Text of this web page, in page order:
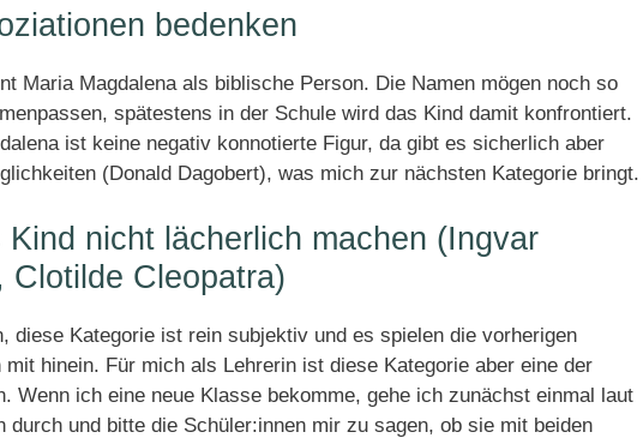
bedenken
Maria Magdalena als biblische Person. Die Namen mögen noch so
spätestens in der Schule wird das Kind damit konfrontiert.
ist keine negativ konnotierte Figur, da gibt es sicherlich aber
(Donald Dagobert), was mich zur nächsten Kategorie bringt.
Kind nicht lächerlich machen (Ingvar
Clotilde Cleopatra)
diese Kategorie ist rein subjektiv und es spielen die vorherigen
mit hinein. Für mich als Lehrerin ist diese Kategorie aber eine der
Wenn ich eine neue Klasse bekomme, gehe ich zunächst einmal laut
durch und bitte die Schüler:innen mir zu sagen, ob sie mit beiden